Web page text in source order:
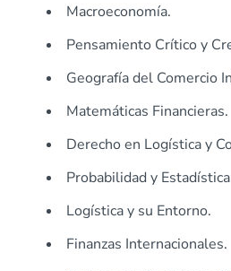
Macroeconomía.
Pensamiento Crítico y
Geografía del Comercio
Matemáticas Financieras.
Derecho en Logística y
Probabilidad y
Logística y su Entorno.
Finanzas Internacionales.